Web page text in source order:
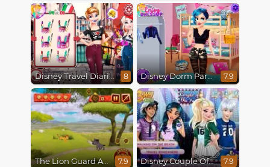
Disney Travel Diaries: City Break 8 Disney Dorm Party 7.9
The Lion Guard Assemble 7.9 Disney Couple Of The Year 7.9